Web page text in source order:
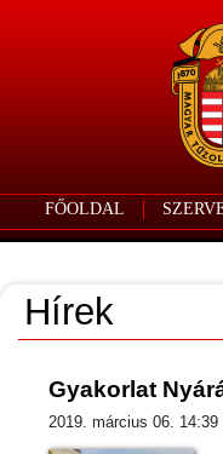
FŐOLDAL
Hírek
Gyakorlat
2019. március 06. 14:39